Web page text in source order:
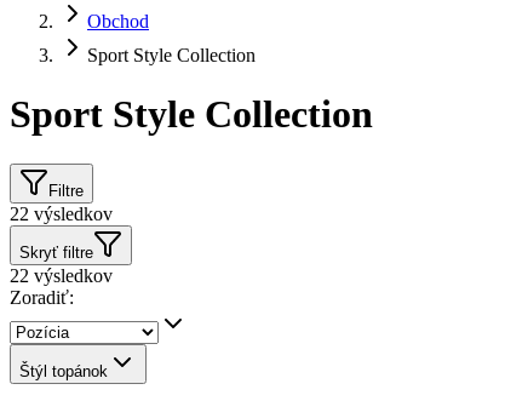
Obchod
Sport Style Collection
Sport Style Collection
Filtre
22 výsledkov
Skryť filtre
22 výsledkov
Zoradiť:
Štýl topánok